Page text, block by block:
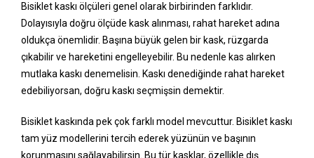
Bisiklet kaskı ölçüleri genel olarak birbirinden farklıdır.
Dolayısıyla doğru ölçüde kask alınması, rahat hareket adına
oldukça önemlidir. Başına büyük gelen bir kask, rüzgarda
çıkabilir ve hareketini engelleyebilir. Bu nedenle kas alırken
mutlaka kaskı denemelisin. Kaskı denediğinde rahat hareket
edebiliyorsan, doğru kaskı seçmişsin demektir.
Bisiklet kaskında pek çok farklı model mevcuttur. Bisiklet kaskı
tam yüz modellerini tercih ederek yüzünün ve başının
korunmasını sağlayabilirsin. Bu tür kasklar, özellikle dış